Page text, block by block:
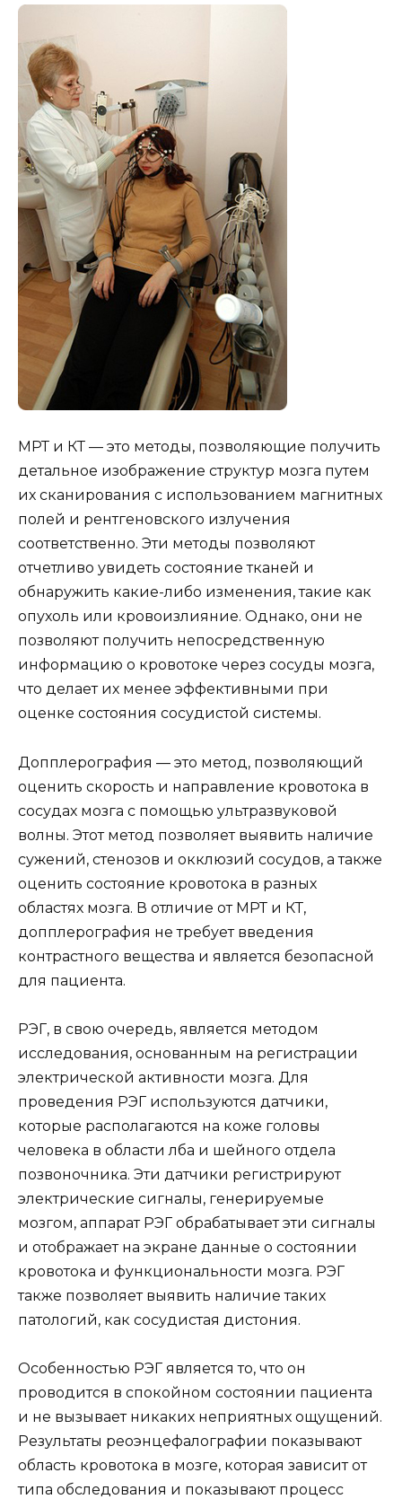
МРТ и КТ — это методы, позволяющие получить
детальное изображение структур мозга путем
их сканирования с использованием магнитных
полей и рентгеновского излучения
соответственно. Эти методы позволяют
отчетливо увидеть состояние тканей и
обнаружить какие-либо изменения, такие как
опухоль или кровоизлияние. Однако, они не
позволяют получить непосредственную
информацию о кровотоке через сосуды мозга,
что делает их менее эффективными при
оценке состояния сосудистой системы.
Допплерография — это метод, позволяющий
оценить скорость и направление кровотока в
сосудах мозга с помощью ультразвуковой
волны. Этот метод позволяет выявить наличие
сужений, стенозов и окклюзий сосудов, а также
оценить состояние кровотока в разных
областях мозга. В отличие от МРТ и КТ,
допплерография не требует введения
контрастного вещества и является безопасной
для пациента.
РЭГ, в свою очередь, является методом
исследования, основанным на регистрации
электрической активности мозга. Для
проведения РЭГ используются датчики,
которые располагаются на коже головы
человека в области лба и шейного отдела
позвоночника. Эти датчики регистрируют
электрические сигналы, генерируемые
мозгом, аппарат РЭГ обрабатывает эти сигналы
и отображает на экране данные о состоянии
кровотока и функциональности мозга. РЭГ
также позволяет выявить наличие таких
патологий, как сосудистая дистония.
Особенностью РЭГ является то, что он
проводится в спокойном состоянии пациента
и не вызывает никаких неприятных ощущений.
Результаты реоэнцефалографии показывают
область кровотока в мозге, которая зависит от
типа обследования и показывают процесс